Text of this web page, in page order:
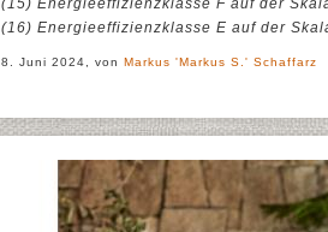
(15) Energieeffizienzklasse F auf der
(16) Energieeffizienzklasse E auf der
8. Juni 2024, von Markus 'Markus S.' Schaffarz